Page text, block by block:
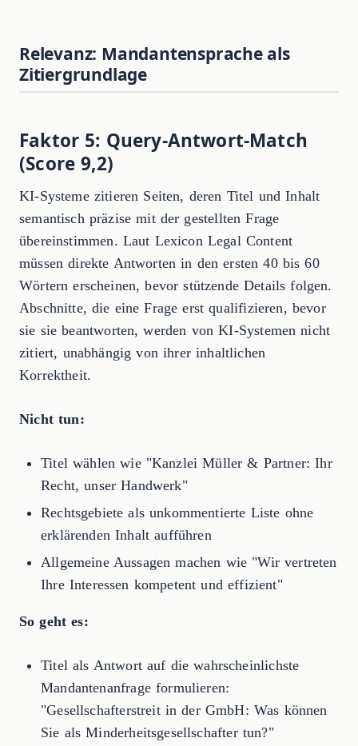
Relevanz: Mandantensprache als
Zitiergrundlage
Faktor 5: Query-Antwort-Match
(Score 9,2)
KI-Systeme zitieren Seiten, deren Titel und Inhalt
semantisch präzise mit der gestellten Frage
übereinstimmen. Laut Lexicon Legal Content
müssen direkte Antworten in den ersten 40 bis 60
Wörtern erscheinen, bevor stützende Details folgen.
Abschnitte, die eine Frage erst qualifizieren, bevor
sie sie beantworten, werden von KI-Systemen nicht
zitiert, unabhängig von ihrer inhaltlichen
Korrektheit.
Nicht tun:
Titel wählen wie "Kanzlei Müller & Partner: Ihr
Recht, unser Handwerk"
Rechtsgebiete als unkommentierte Liste ohne
erklärenden Inhalt aufführen
Allgemeine Aussagen machen wie "Wir vertreten
Ihre Interessen kompetent und effizient"
So geht es:
Titel als Antwort auf die wahrscheinlichste
Mandantenanfrage formulieren:
"Gesellschafterstreit in der GmbH: Was können
Sie als Minderheitsgesellschafter tun?"